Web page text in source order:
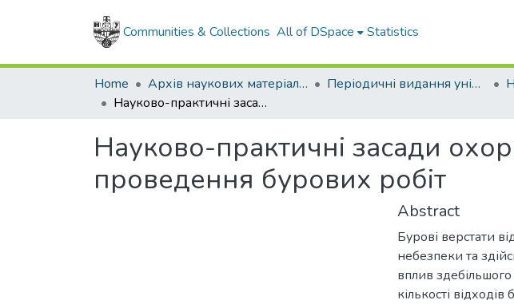
Communities & Collections All of DSpace Statistics
Home Архів наукових матеріалів Періодичні видання університету
Науково-практичні засади охорони атмосферного повітря у ході проведення бурових робіт
Науково-практичні засади
проведення бурових робіт
Abstract
Бурові верстати
небезпеки та
вплив
кількості